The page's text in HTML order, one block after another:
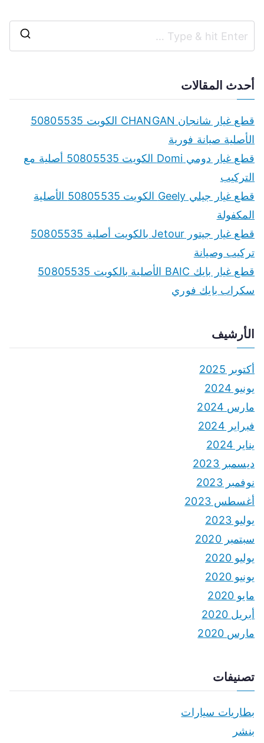
r
أحدث المقالات
قطع غيار شانجان CHANGAN الكويت 50805535
الأصلية صيانة فورية
قطع غيار دومي Domi الكويت 50805535 أصلية مع
التركيب
قطع غيار جيلي Geely الكويت 50805535 الأصلية
المكفولة
قطع غيار جيتور Jetour بالكويت أصلية 50805535
تركيب وصيانة
قطع غيار بايك BAIC الأصلية بالكويت 50805535
سكراب بايك فوري
الأرشيف
أكتوبر 2025
يونيو 2024
مارس 2024
فبراير 2024
يناير 2024
ديسمبر 2023
نوفمبر 2023
أغسطس 2023
يوليو 2023
سبتمبر 2020
يوليو 2020
يونيو 2020
مايو 2020
أبريل 2020
مارس 2020
تصنيفات
بطاريات سيارات
بنشر